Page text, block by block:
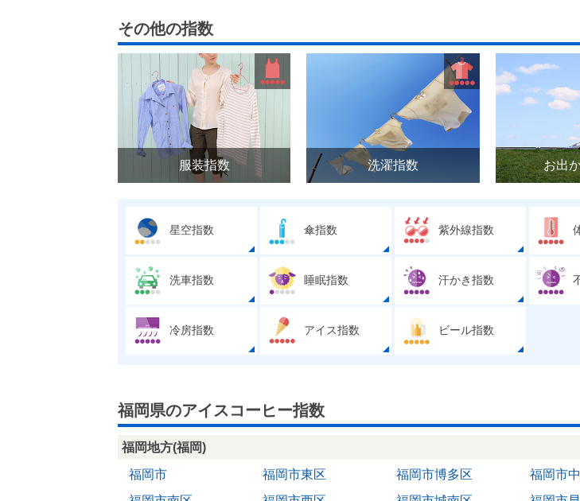
その他の指数
服装指数 洗濯指数 お出
星空指数 傘指数 紫外線指数
洗車指数 睡眠指数 汗かき指数
冷房指数 アイス指数 ビール指数
福岡県のアイスコーヒー指数
福岡地方(福岡)
福岡市
福岡市東区 福岡市博多区
福岡市